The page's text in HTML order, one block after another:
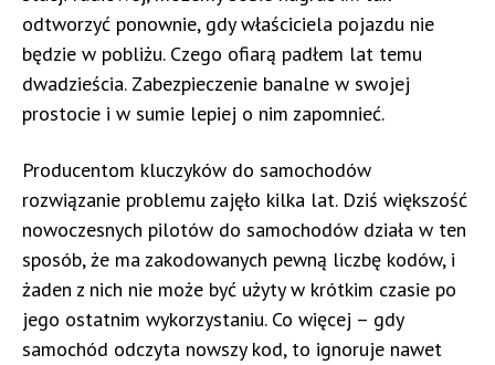
odtworzyć ponownie, gdy właściciela pojazdu nie
będzie w pobliżu. Czego ofiarą padłem lat temu
dwadzieścia. Zabezpieczenie banalne w swojej
prostocie i w sumie lepiej o nim zapomnieć.
Producentom kluczyków do samochodów
rozwiązanie problemu zajęło kilka lat. Dziś większość
nowoczesnych pilotów do samochodów działa w ten
sposób, że ma zakodowanych pewną liczbę kodów, i
żaden z nich nie może być użyty w krótkim czasie po
jego ostatnim wykorzystaniu. Co więcej – gdy
samochód odczyta nowszy kod, to ignoruje nawet